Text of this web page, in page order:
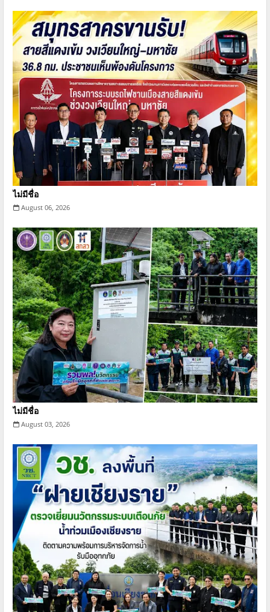
ไม่มีชื่อ
August 06, 2026
ไม่มีชื่อ
August 03, 2026